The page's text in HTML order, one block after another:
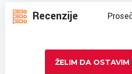
Recenzije
ŽELIM DA OSTAVIM